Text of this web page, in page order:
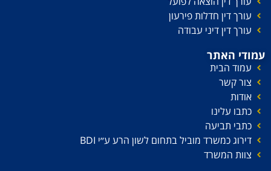
עורך דין חדלות פירעון
עורך דין דיני עבודה
עמודי האתר
עמוד הבית
צור קשר
אודות
כתבו עלינו
כתבי תביעה
דירוג כמשרד מוביל בתחום לשון הרע ע׳׳י BDI
צוות המשרד